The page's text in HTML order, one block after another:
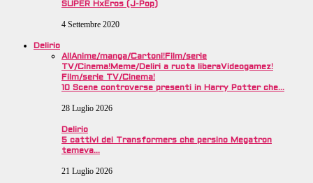
SUPER HxEros (J-Pop)
4 Settembre 2020
Delirio
All Anime/manga/Cartoni!Film/serie
TV/Cinema!Meme/Deliri a ruota liberaVideogamez!
Film/serie TV/Cinema!
10 Scene controverse presenti in Harry Potter che…
28 Luglio 2026
Delirio
5 cattivi dei Transformers che persino Megatron
temeva…
21 Luglio 2026